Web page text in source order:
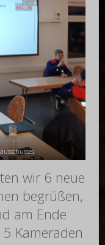
wir 6 neue
begrüßen,
am Ende
Kameraden